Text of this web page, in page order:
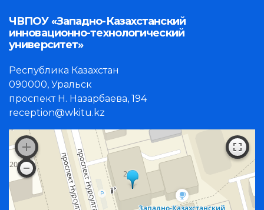
ЧВПОУ «Западно-Казахстанский
инновационно-технологический
университет»
Республика Казахстан
090000, Уральск
проспект Н. Назарбаева, 194
reception@wkitu.kz